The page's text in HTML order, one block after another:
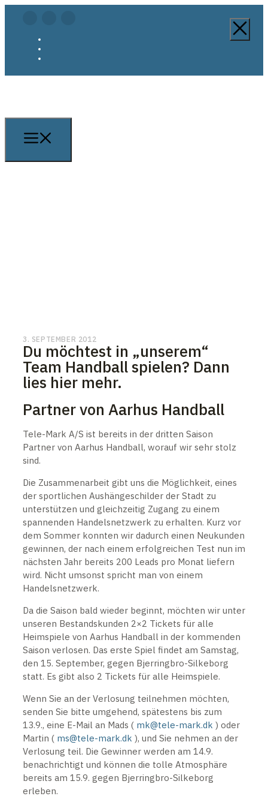
3. SEPTEMBER 2012
Du möchtest in „unserem“
Team Handball spielen? Dann
lies hier mehr.
Partner von Aarhus Handball
Tele-Mark A/S ist bereits in der dritten Saison
Partner von Aarhus Handball, worauf wir sehr stolz
sind.
Die Zusammenarbeit gibt uns die Möglichkeit, eines
der sportlichen Aushängeschilder der Stadt zu
unterstützen und gleichzeitig Zugang zu einem
spannenden Handelsnetzwerk zu erhalten. Kurz vor
dem Sommer konnten wir dadurch einen Neukunden
gewinnen, der nach einem erfolgreichen Test nun im
nächsten Jahr bereits 200 Leads pro Monat liefern
wird. Nicht umsonst spricht man von einem
Handelsnetzwerk.
Da die Saison bald wieder beginnt, möchten wir unter
unseren Bestandskunden 2×2 Tickets für alle
Heimspiele von Aarhus Handball in der kommenden
Saison verlosen. Das erste Spiel findet am Samstag,
den 15. September, gegen Bjerringbro-Silkeborg
statt. Es gibt also 2 Tickets für alle Heimspiele.
Wenn Sie an der Verlosung teilnehmen möchten,
senden Sie bitte umgehend, spätestens bis zum
13.9., eine E-Mail an Mads ( mk@tele-mark.dk ) oder
Martin ( ms@tele-mark.dk ), und Sie nehmen an der
Verlosung teil. Die Gewinner werden am 14.9.
benachrichtigt und können die tolle Atmosphäre
bereits am 15.9. gegen Bjerringbro-Silkeborg
erleben.